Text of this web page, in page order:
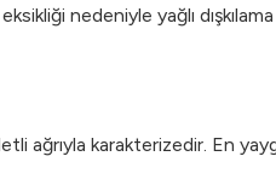
nedeniyle yağlı
ağrıyla karakterizedir. En